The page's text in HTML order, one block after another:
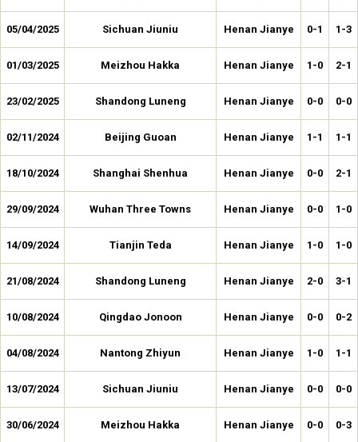
05/04/2025 Sichuan Jiuniu Henan Jianye 0-1 1-3
01/03/2025 Meizhou Hakka Henan Jianye 1-0 2-1
23/02/2025 Shandong Luneng Henan Jianye 0-0 0-0
02/11/2024 Beijing Guoan Henan Jianye 1-1 1-1
18/10/2024 Shanghai Shenhua Henan Jianye 0-0 2-1
29/09/2024 Wuhan Three Towns Henan Jianye 0-0 1-0
14/09/2024 Tianjin Teda Henan Jianye 1-0 1-0
21/08/2024 Shandong Luneng Henan Jianye 2-0 3-1
10/08/2024 Qingdao Jonoon Henan Jianye 0-0 0-2
04/08/2024 Nantong Zhiyun Henan Jianye 1-0 1-1
13/07/2024 Sichuan Jiuniu Henan Jianye 0-0 0-0
30/06/2024 Meizhou Hakka Henan Jianye 0-0 0-3